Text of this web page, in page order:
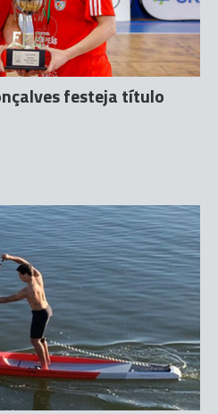
festeja título